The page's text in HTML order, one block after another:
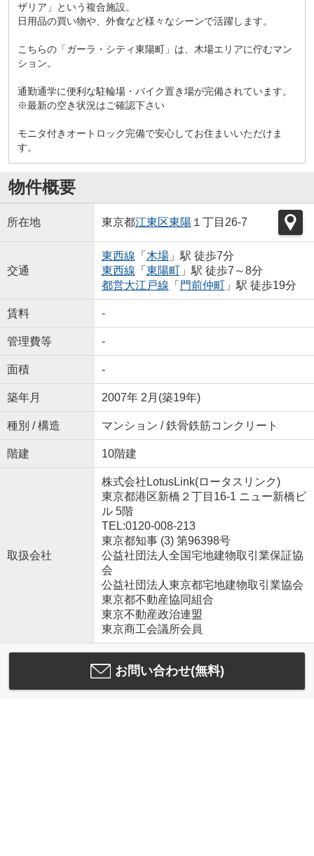
ザリア」という複合施設。
日用品の買い物や、外食など様々なシーンで活躍します。
こちらの「ガーラ・シティ東陽町」は、木場エリアに佇むマン
ション。
通勤通学に便利な駐輪場・バイク置き場が完備されています。
※最新の空き状況はご確認下さい
モニタ付きオートロック完備で安心してお住まいいただけま
す。
物件概要
所在地 東京都江東区東陽１丁目26-7
交通
東西線 「 木場」駅 徒歩7分
東西線 「 東陽町」駅 徒歩7～8分
都営大江戸線 「 門前仲町」駅 徒歩19分
賃料 -
管理費等 -
面積 -
築年月 2007年 2月(築19年)
種別 / 構造 マンション / 鉄骨鉄筋コンクリート
階建 10階建
取扱会社
株式会社LotusLink(ロータスリンク)
東京都港区新橋２丁目16-1 ニュー新橋ビ
ル 5階
TEL:0120-008-213
東京都知事 (3) 第96398号
公益社団法人全国宅地建物取引業保証協
会
公益社団法人東京都宅地建物取引業協会
東京都不動産協同組合
東京不動産政治連盟
東京商工会議所会員
お問い合わせ(無料)